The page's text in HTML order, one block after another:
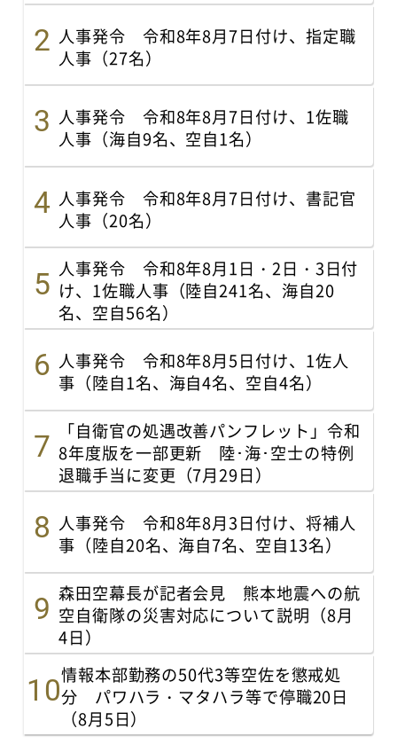
人事発令 令和8年8月7日付け、指定職
人事（27名）
人事発令 令和8年8月7日付け、1佐職
人事（海自9名、空自1名）
人事発令 令和8年8月7日付け、書記官
人事（20名）
人事発令 令和8年8月1日・2日・3日付
け、1佐職人事（陸自241名、海自20
名、空自56名）
人事発令 令和8年8月5日付け、1佐人
事（陸自1名、海自4名、空自4名）
「自衛官の処遇改善パンフレット」令和
8年度版を一部更新 陸･海･空士の特例
退職手当に変更（7月29日）
人事発令 令和8年8月3日付け、将補人
事（陸自20名、海自7名、空自13名）
森田空幕長が記者会見 熊本地震への航
空自衛隊の災害対応について説明（8月
4日）
情報本部勤務の50代3等空佐を懲戒処
分 パワハラ・マタハラ等で停職20日
（8月5日）